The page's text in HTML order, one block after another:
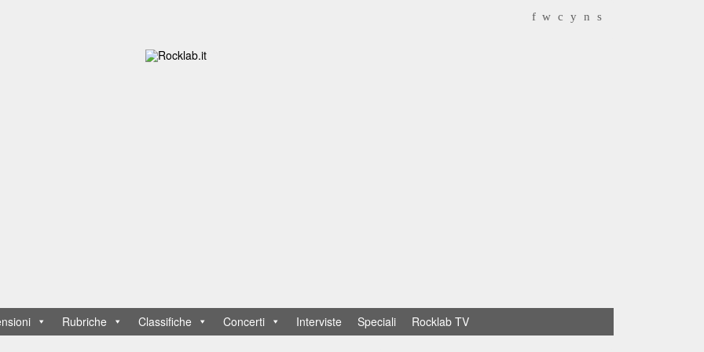
f w c y n s
Rubriche Classifiche Concerti Interviste Speciali Rocklab TV